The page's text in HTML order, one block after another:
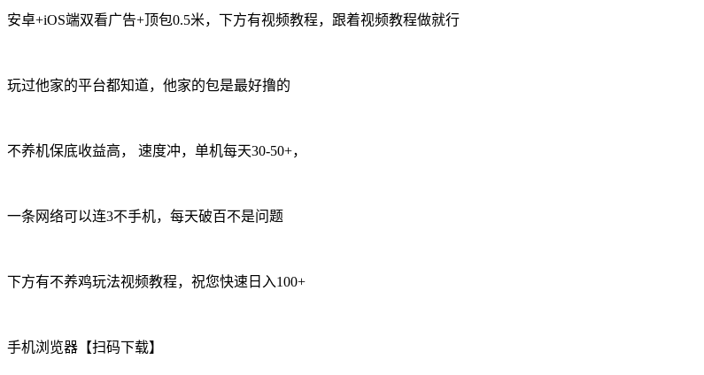
安卓+iOS端双看广告+顶包0.5米，下方有视频教程，跟着视频教程做就行
玩过他家的平台都知道，他家的包是最好撸的
不养机保底收益高， 速度冲，单机每天30-50+，
一条网络可以连3不手机，每天破百不是问题
下方有不养鸡玩法视频教程，祝您快速日入100+
手机浏览器【扫码下载】